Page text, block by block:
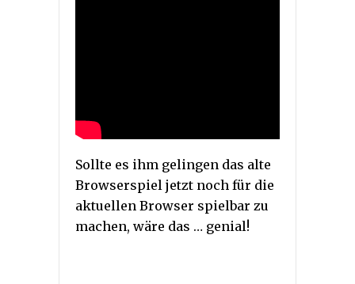
Sollte es ihm gelingen das alte
Browserspiel jetzt noch für die
aktuellen Browser spielbar zu
machen, wäre das … genial!